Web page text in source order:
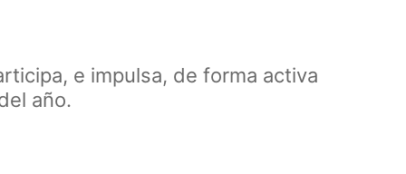
e impulsa, de forma activa
año.